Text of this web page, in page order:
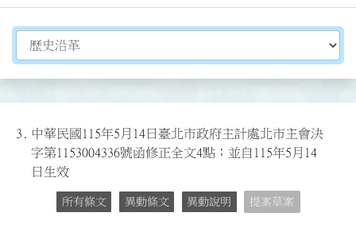
切換選擇法規資訊內容
3.
中華民國115年5月14日臺北市政府主計處北市主會決
字第1153004336號函修正全文4點；並自115年5月14
日生效
所有條文 異動條文 異動說明 提案草案